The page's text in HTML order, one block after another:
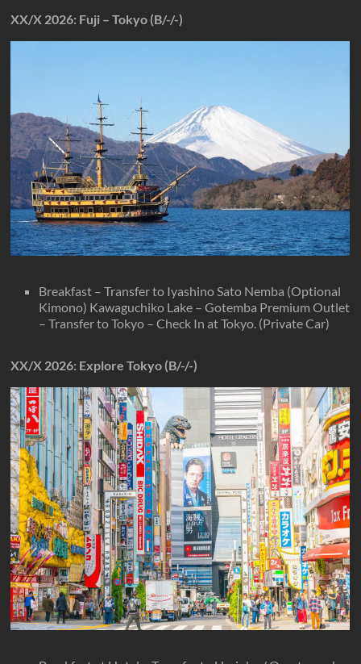
XX/X 2026: Fuji – Tokyo (B/-/-)
Breakfast – Transfer to Iyashino Sato Nemba (Optional
Kimono) Kawaguchiko Lake – Gotemba Premium Outlet
– Transfer to Tokyo – Check In at Tokyo. (Private Car)
XX/X 2026: Explore Tokyo (B/-/-)